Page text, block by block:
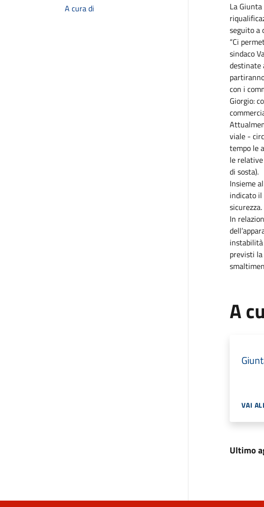
A cura di
La
seguito a
“Ci
sindaco
destinate
con i
Giorgio:
viale -
tempo le
le
di sosta).
Insieme
indicato
sicurezza.
In
instabilità
previsti
A
VAI
Ultimo